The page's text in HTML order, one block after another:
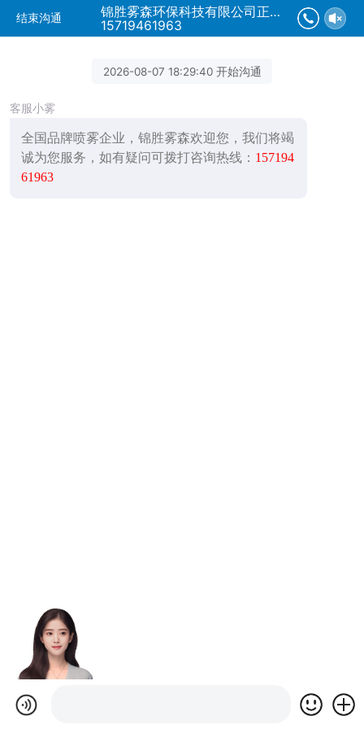
结束沟通
锦胜雾森环保科技有限公司正在为您服务
15719461963
2026-08-07 18:29:40 开始沟通
客服小雾
全国品牌喷雾企业，锦胜雾森欢迎您，我们将竭
诚为您服务，如有疑问可拨打咨询热线： 157194
61963